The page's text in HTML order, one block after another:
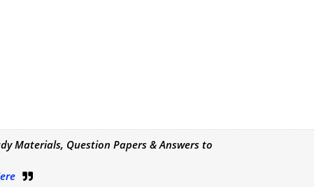
Materials, Question Papers & Answers to